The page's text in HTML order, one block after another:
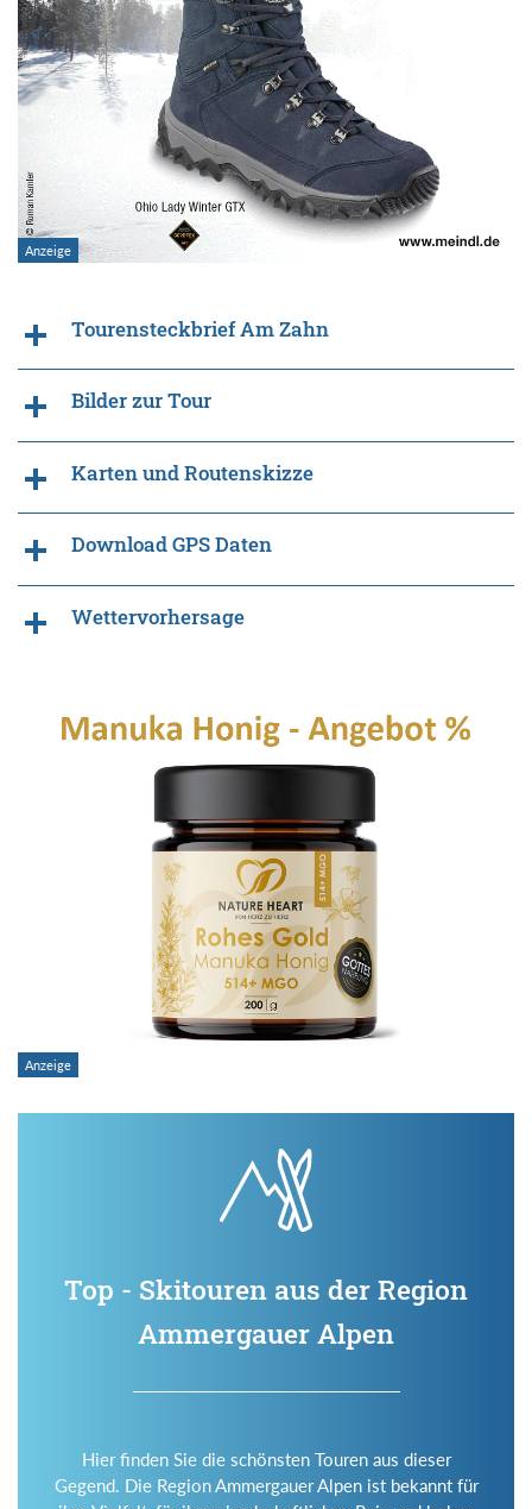
Tourensteckbrief Am Zahn
Bilder zur Tour
Karten und Routenskizze
Download GPS Daten
Wettervorhersage
Top - Skitouren aus der Region
Ammergauer Alpen
Hier finden Sie die schönsten Touren aus dieser
Gegend. Die Region Ammergauer Alpen ist bekannt für